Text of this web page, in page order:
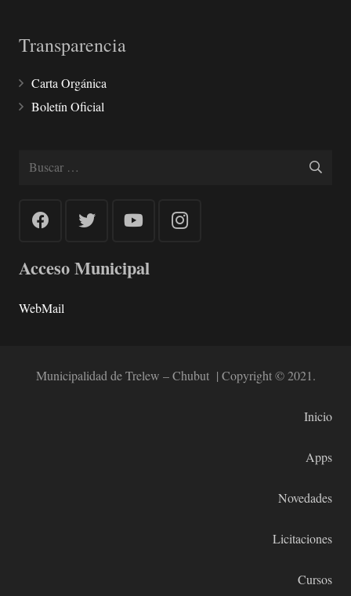
Transparencia
Carta Orgánica
Boletín Oficial
Buscar:
Acceso Municipal
WebMail
Municipalidad de Trelew – Chubut | Copyright © 2021.
Inicio
Apps
Novedades
Licitaciones
Cursos